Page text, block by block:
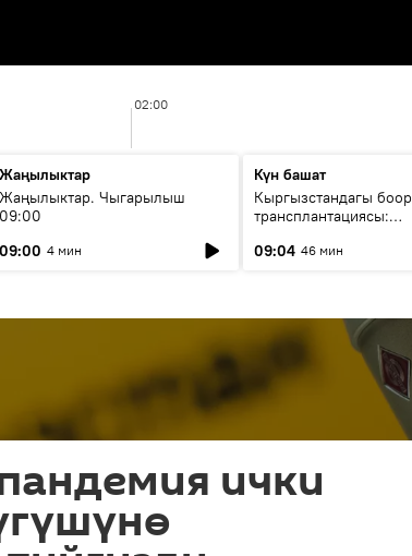
02:00
Жаңылыктар
Жаңылыктар. Чыгарылыш
09:00
09:00 4 мин
Күн башат
Кыргызстандагы боор
трансплантациясы:
келечеги
09:04 46 мин
ички